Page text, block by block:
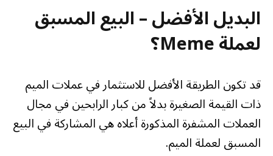
البديل الأفضل – البيع المسبق
لعملة Meme؟
قد تكون الطريقة الأفضل للاستثمار في عملات الميم
ذات القيمة الصغيرة بدلاً من كبار الرابحين في مجال
العملات المشفرة المذكورة أعلاه هي المشاركة في البيع
المسبق لعملة الميم.